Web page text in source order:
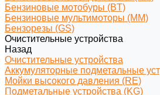
Бензиновые мотобуры (BT)
Бензиновые мультимоторы (MM)
Бензорезы (GS)
Очистительные устройства
Назад
Очистительные устройства
Аккумуляторные подметальные
Мойки высокого давления (RE)
Подметальные устройства (KG)